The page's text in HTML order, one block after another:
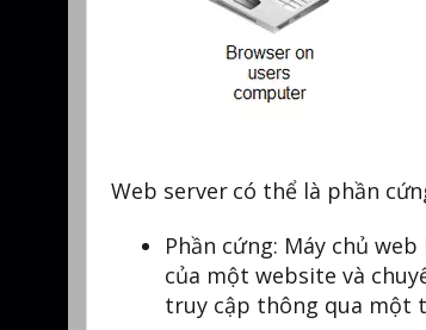
Web server có thể là phần
Phần cứng: Máy chủ
của một website và
truy cập thông qua một